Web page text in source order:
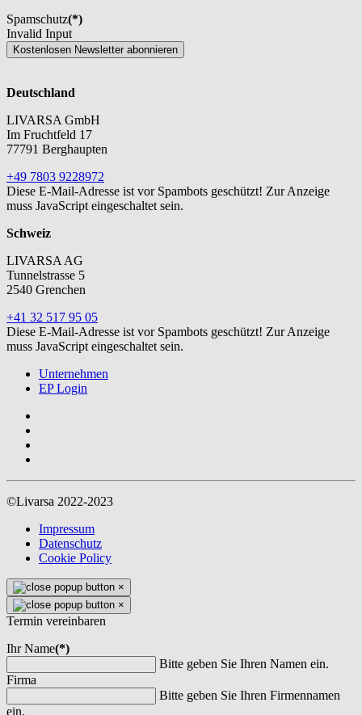
Spamschutz(*)
Invalid Input
Kostenlosen Newsletter abonnieren
Deutschland
LIVARSA GmbH
Im Fruchtfeld 17
77791 Berghaupten
+49 7803 9228972
Diese E-Mail-Adresse ist vor Spambots geschützt! Zur Anzeige
muss JavaScript eingeschaltet sein.
Schweiz
LIVARSA AG
Tunnelstrasse 5
2540 Grenchen
+41 32 517 95 05
Diese E-Mail-Adresse ist vor Spambots geschützt! Zur Anzeige
muss JavaScript eingeschaltet sein.
Unternehmen
EP Login
©Livarsa 2022-2023
Impressum
Datenschutz
Cookie Policy
×
×
Termin vereinbaren
Ihr Name(*)
Bitte geben Sie Ihren Namen ein.
Firma
Bitte geben Sie Ihren Firmennamen
ein.